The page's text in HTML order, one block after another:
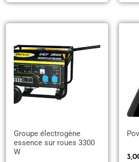
Groupe électrogène
essence sur roues 3300
W